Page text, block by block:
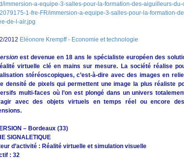
2012 Eléonore Krempff - Economie et technologie
est devenue en 18 ans le spécialiste européen des
virtuelle clé en mains sur mesure. La société réalise
stéréoscopiques, c’est-à-dire avec des images en
densité de pixels qui permettent une image la plus réaliste
multi-faces où l’on est plongé dans un univers
avec des objets virtuels en temps réel ou encore
– Bordeaux (33)
SIGNALETIQUE
d’activité : Réalité virtuelle et simulation visuelle
: 32